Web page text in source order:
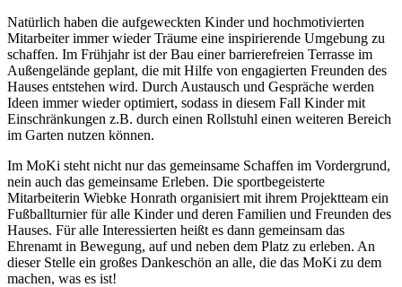
Natürlich haben die aufgeweckten Kinder und hochmotivierten
Mitarbeiter immer wieder Träume eine inspirierende Umgebung zu
schaffen. Im Frühjahr ist der Bau einer barrierefreien Terrasse im
Außengelände geplant, die mit Hilfe von engagierten Freunden des
Hauses entstehen wird. Durch Austausch und Gespräche werden
Ideen immer wieder optimiert, sodass in diesem Fall Kinder mit
Einschränkungen z.B. durch einen Rollstuhl einen weiteren Bereich
im Garten nutzen können.
Im MoKi steht nicht nur das gemeinsame Schaffen im Vordergrund,
nein auch das gemeinsame Erleben. Die sportbegeisterte
Mitarbeiterin Wiebke Honrath organisiert mit ihrem Projektteam ein
Fußballturnier für alle Kinder und deren Familien und Freunden des
Hauses. Für alle Interessierten heißt es dann gemeinsam das
Ehrenamt in Bewegung, auf und neben dem Platz zu erleben. An
dieser Stelle ein großes Dankeschön an alle, die das MoKi zu dem
machen, was es ist!